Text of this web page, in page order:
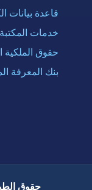
قاعدة بيانات
خدمات المكتبة
حقوق الملكية
بنك المعرفة
حقوق